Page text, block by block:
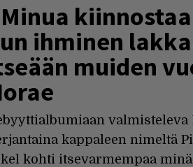
ihminen
muiden
kappaleen nimeltä
kohti itsevarmempaa